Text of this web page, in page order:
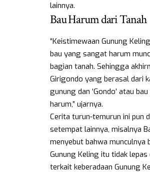
lainnya.
Bau Harum dari Tanah
“Keistimewaan Gunung
bau yang sangat harum
bagian tanah. Sehingga
Girigondo yang berasal dari
gunung dan ‘Gondo’ atau
harum,” ujarnya.
Cerita turun-temurun ini pun
setempat lainnya, misalnya
menyebut bahwa munculnya
Gunung Keling itu tidak
terkait keberadaan Gunung